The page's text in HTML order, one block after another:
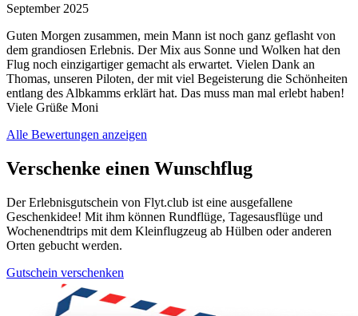
September 2025
Guten Morgen zusammen, mein Mann ist noch ganz geflasht von
dem grandiosen Erlebnis. Der Mix aus Sonne und Wolken hat den
Flug noch einzigartiger gemacht als erwartet. Vielen Dank an
Thomas, unseren Piloten, der mit viel Begeisterung die Schönheiten
entlang des Albkamms erklärt hat. Das muss man mal erlebt haben!
Viele Grüße Moni
Alle Bewertungen anzeigen
Verschenke einen Wunschflug
Der Erlebnisgutschein von Flyt.club ist eine ausgefallene
Geschenkidee! Mit ihm können Rundflüge, Tagesausflüge und
Wochenendtrips mit dem Kleinflugzeug ab Hülben oder anderen
Orten gebucht werden.
Gutschein verschenken